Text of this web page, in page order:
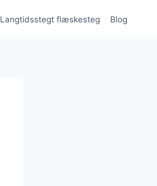
Langtidsstegt flæskesteg Blog